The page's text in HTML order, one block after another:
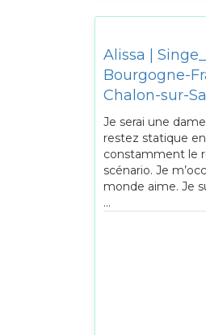
Alissa |
Bourgogne-
Chalon-sur-
Je serai une
restez statique
constamment le
scénario. Je
monde aime. Je
...